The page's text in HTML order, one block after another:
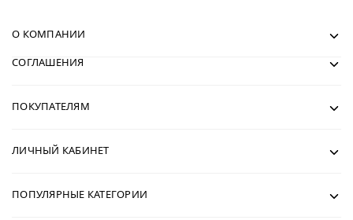
О КОМПАНИИ
СОГЛАШЕНИЯ
ПОКУПАТЕЛЯМ
ЛИЧНЫЙ КАБИНЕТ
ПОПУЛЯРНЫЕ КАТЕГОРИИ